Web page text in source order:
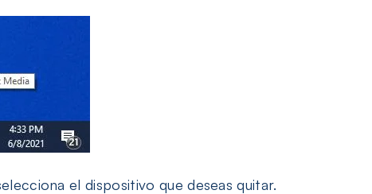
el dispositivo que deseas quitar.